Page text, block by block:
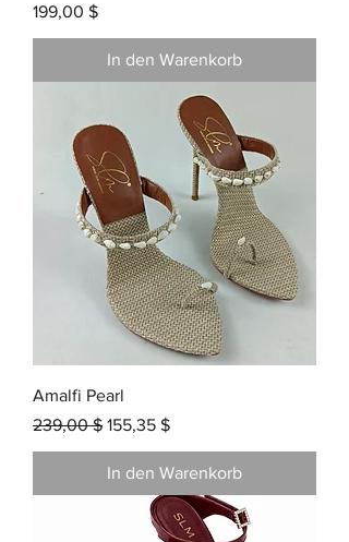
Preis
199,00 $
In den Warenkorb
Amalfi Pearl
Standardpreis
239,00 $ Sale-Preis
155,35 $
In den Warenkorb